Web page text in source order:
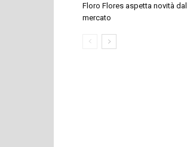
Floro Flores aspetta novità dal
mercato